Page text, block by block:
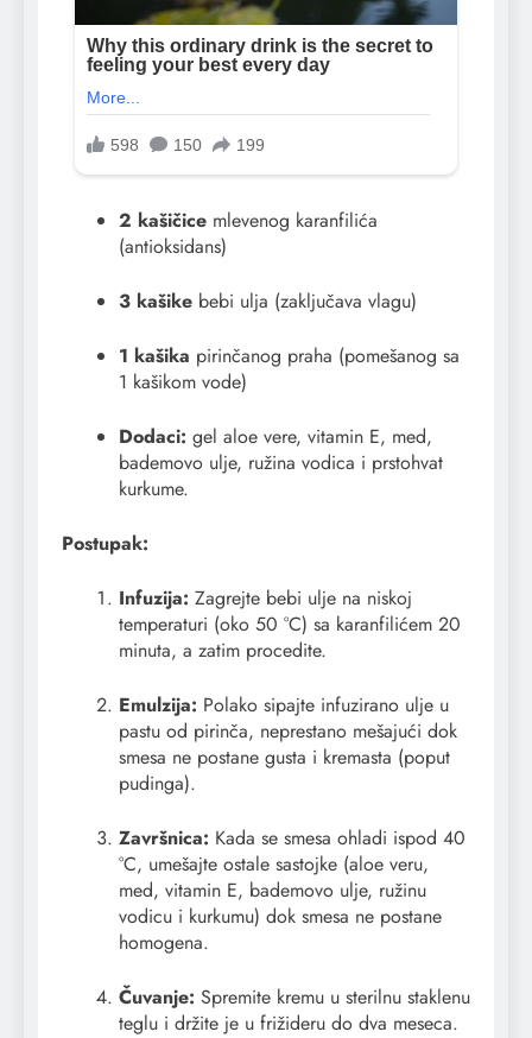
2 kašičice mlevenog karanfilića
(antioksidans)
3 kašike bebi ulja (zaključava vlagu)
1 kašika pirinčanog praha (pomešanog sa
1 kašikom vode)
Dodaci: gel aloe vere, vitamin E, med,
bademovo ulje, ružina vodica i prstohvat
kurkume.
Postupak:
Infuzija: Zagrejte bebi ulje na niskoj
temperaturi (oko 50 °C) sa karanfilićem 20
minuta, a zatim procedite.
Emulzija: Polako sipajte infuzirano ulje u
pastu od pirinča, neprestano mešajući dok
smesa ne postane gusta i kremasta (poput
pudinga).
Završnica: Kada se smesa ohladi ispod 40
°C, umešajte ostale sastojke (aloe veru,
med, vitamin E, bademovo ulje, ružinu
vodicu i kurkumu) dok smesa ne postane
homogena.
Čuvanje: Spremite kremu u sterilnu staklenu
teglu i držite je u frižideru do dva meseca.